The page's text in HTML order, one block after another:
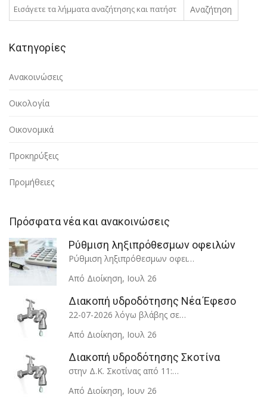
Αναζήτηση
Κατηγορίες
Ανακοινώσεις
Οικολογία
Οικονομικά
Προκηρύξεις
Προμήθειες
Πρόσφατα νέα και ανακοινώσεις
Ρύθμιση ληξιπρόθεσμων οφειλών
Ρύθμιση ληξιπρόθεσμων οφει…
Από Διοίκηση, Ιουλ 26
Διακοπή υδροδότησης Νέα Έφεσο
22-07-2026 λόγω βλάβης σε…
Από Διοίκηση, Ιουλ 26
Διακοπή υδροδότησης Σκοτίνα
στην Δ.Κ. Σκοτίνας από 11:…
Από Διοίκηση, Ιουν 26